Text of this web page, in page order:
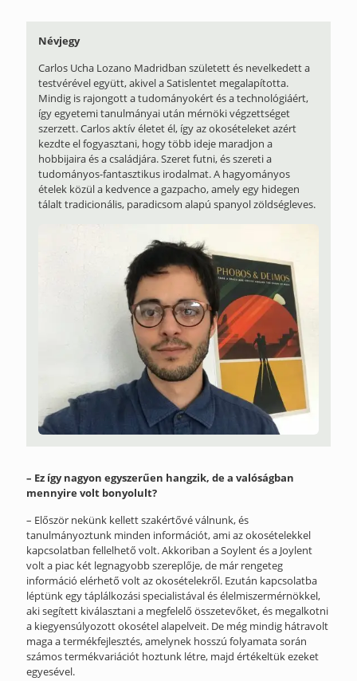
Névjegy
Carlos Ucha Lozano Madridban született és nevelkedett a
testvérével együtt, akivel a Satislentet megalapította.
Mindig is rajongott a tudományokért és a technológiáért,
így egyetemi tanulmányai után mérnöki végzettséget
szerzett. Carlos aktív életet él, így az okosételeket azért
kezdte el fogyasztani, hogy több ideje maradjon a
hobbijaira és a családjára. Szeret futni, és szereti a
tudományos-fantasztikus irodalmat. A hagyományos
ételek közül a kedvence a gazpacho, amely egy hidegen
tálalt tradicionális, paradicsom alapú spanyol zöldségleves.
– Ez így nagyon egyszerűen hangzik, de a valóságban
mennyire volt bonyolult?
– Először nekünk kellett szakértővé válnunk, és
tanulmányoztunk minden információt, ami az okosételekkel
kapcsolatban fellelhető volt. Akkoriban a Soylent és a Joylent
volt a piac két legnagyobb szereplője, de már rengeteg
információ elérhető volt az okosételekről. Ezután kapcsolatba
léptünk egy táplálkozási specialistával és élelmiszermérnökkel,
aki segített kiválasztani a megfelelő összetevőket, és megalkotni
a kiegyensúlyozott okosétel alapelveit. De még mindig hátravolt
maga a termékfejlesztés, amelynek hosszú folyamata során
számos termékvariációt hoztunk létre, majd értékeltük ezeket
egyesével.